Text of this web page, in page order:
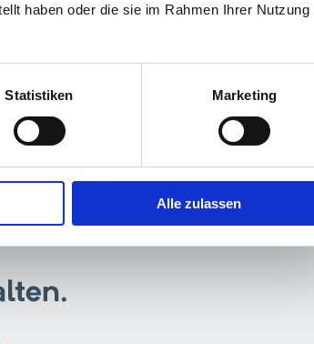
haben oder die sie im Rahmen Ihrer Nutzung
Statistiken Marketing
Alle zulassen